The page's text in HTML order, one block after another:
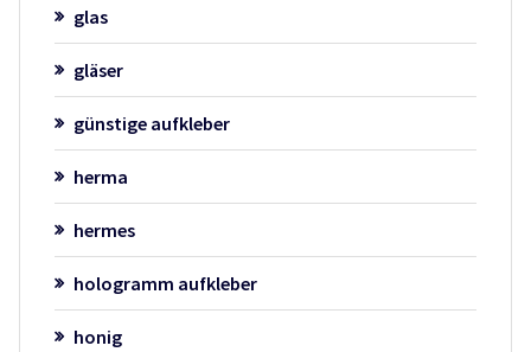
glas
gläser
günstige aufkleber
herma
hermes
hologramm aufkleber
honig